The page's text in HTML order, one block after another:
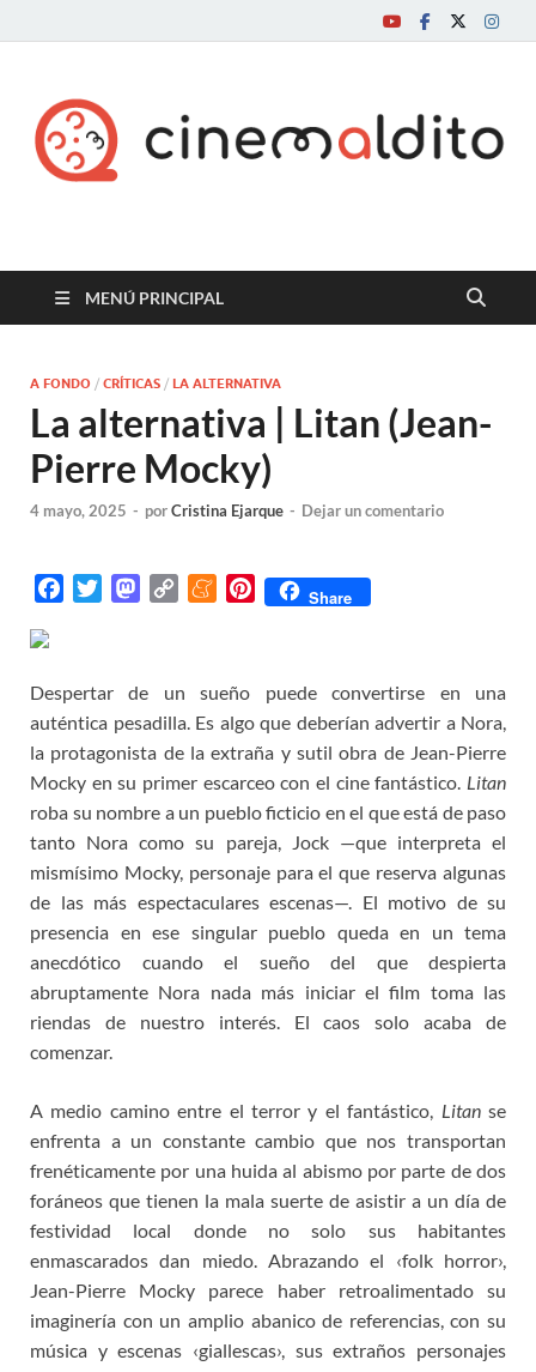
Cine maldito
MENÚ PRINCIPAL
A FONDO / CRÍTICAS / LA ALTERNATIVA
La alternativa | Litan (Jean-
Pierre Mocky)
4 mayo, 2025 - porCristina Ejarque - Dejar un comentario
b
o
o
k
t
e
r
M
o
d
o
n
L
i
n
k
M
a
m
e
P
r
e
s
t
Share
Despertar de un sueño puede convertirse en una
auténtica pesadilla. Es algo que deberían advertir a Nora,
la protagonista de la extraña y sutil obra de Jean-Pierre
Mocky en su primer escarceo con el cine fantástico. Litan
roba su nombre a un pueblo ficticio en el que está de paso
tanto Nora como su pareja, Jock —que interpreta el
mismísimo Mocky, personaje para el que reserva algunas
de las más espectaculares escenas—. El motivo de su
presencia en ese singular pueblo queda en un tema
anecdótico cuando el sueño del que despierta
abruptamente Nora nada más iniciar el film toma las
riendas de nuestro interés. El caos solo acaba de
comenzar.
A medio camino entre el terror y el fantástico, Litanse
enfrenta a un constante cambio que nos transportan
frenéticamente por una huida al abismo por parte de dos
foráneos que tienen la mala suerte de asistir a un día de
festividad local donde no solo sus habitantes
enmascarados dan miedo. Abrazando el ‹folk horror›,
Jean-Pierre Mocky parece haber retroalimentado su
imaginería con un amplio abanico de referencias, con su
música y escenas ‹giallescas›, sus extraños personajes